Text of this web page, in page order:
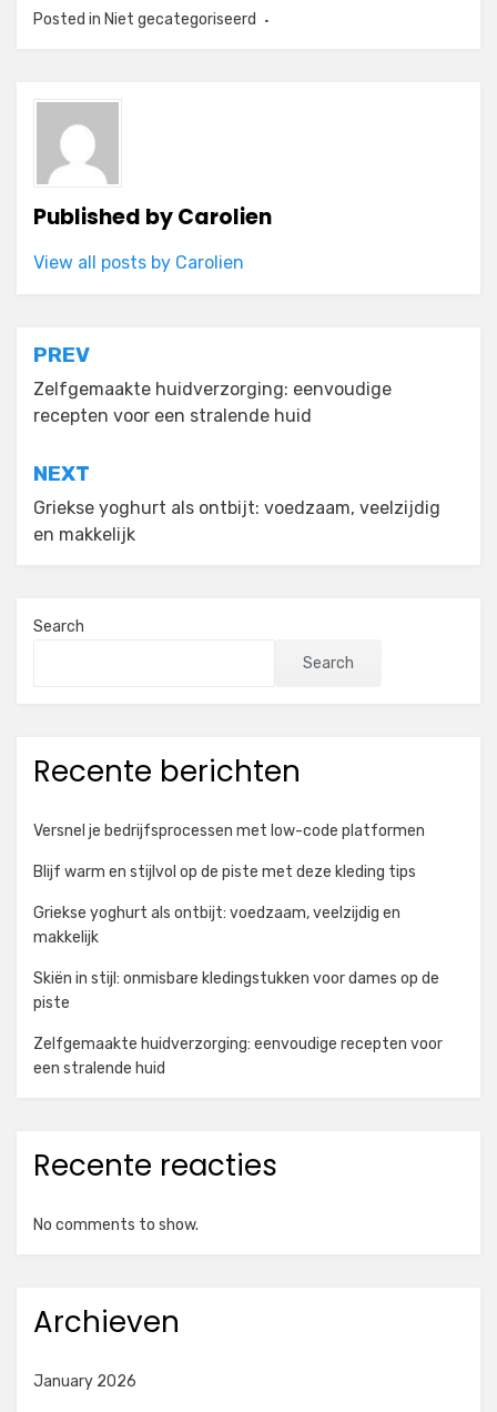
Posted in Niet gecategoriseerd
Published byCarolien
View all posts by Carolien
Post
navigation
PREV
Zelfgemaakte huidverzorging: eenvoudige
recepten voor een stralende huid
NEXT
Griekse yoghurt als ontbijt: voedzaam, veelzijdig
en makkelijk
Search
Search
Recente berichten
Versnel je bedrijfsprocessen met low-code platformen
Blijf warm en stijlvol op de piste met deze kleding tips
Griekse yoghurt als ontbijt: voedzaam, veelzijdig en
makkelijk
Skiën in stijl: onmisbare kledingstukken voor dames op de
piste
Zelfgemaakte huidverzorging: eenvoudige recepten voor
een stralende huid
Recente reacties
No comments to show.
Archieven
January 2026